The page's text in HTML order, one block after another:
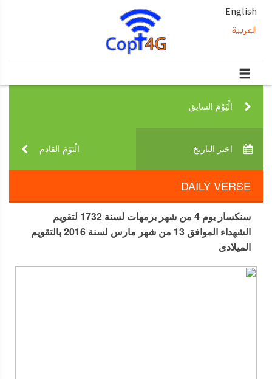
English
العربية
الْيَوْمَ السابق‎
الْيَوْمَ القادم‎ اختر التاريخ‎
DAILY VERSE
سنكسار يوم 4 من شهر برمهات لسنة 1732 لتقويم
الشهداء الموافق 13 من شهر مارس لسنة 2016 بالتقويم
الميلادى